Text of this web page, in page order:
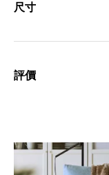
尺寸
評價